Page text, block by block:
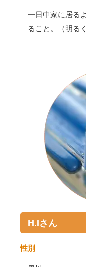
一日中家に居る
ること。（明る
H.Iさん
性別